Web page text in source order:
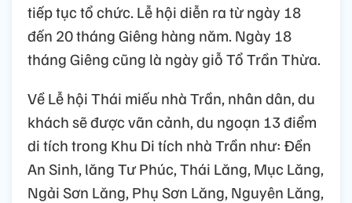
tiếp tục tổ chức. Lễ hội diễn ra từ ngày 18
đến 20 tháng Giêng hàng năm. Ngày 18
tháng Giêng cũng là ngày giỗ Tổ Trần Thừa.
Về Lễ hội Thái miếu nhà Trần, nhân dân, du
khách sẽ được vãn cảnh, du ngoạn 13 điểm
di tích trong Khu Di tích nhà Trần như: Đền
An Sinh, lăng Tư Phúc, Thái Lăng, Mục Lăng,
Ngải Sơn Lăng, Phụ Sơn Lăng, Nguyên Lăng,